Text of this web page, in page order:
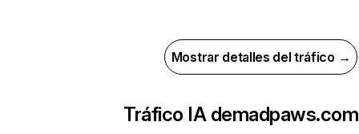
Mostrar detalles del tráfico →
Tráfico IA de